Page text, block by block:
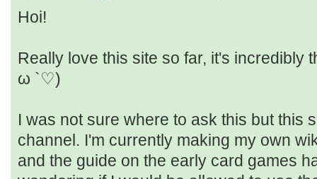
Hoi!
Really love this site so far, it's incredibly
ω `♡)
I was not sure where to ask this but this
channel. I'm currently making my own
and the guide on the early card games